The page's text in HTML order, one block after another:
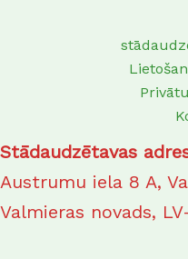
Stādaudzētavas
Austrumu iela 8 A,
Valmieras novads,